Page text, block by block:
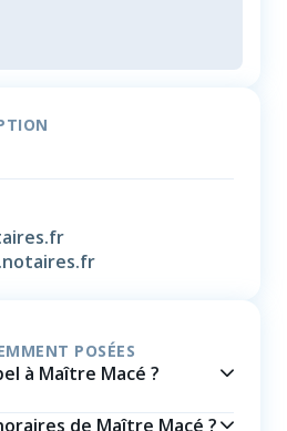
POSÉES
à Maître Macé ?
de Maître Macé ?